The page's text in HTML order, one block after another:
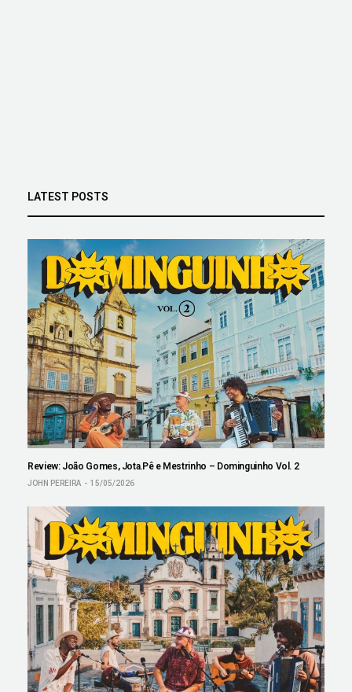
LATEST POSTS
Review: João Gomes, Jota.Pê e Mestrinho – Dominguinho Vol. 2
JOHN PEREIRA 15/05/2026